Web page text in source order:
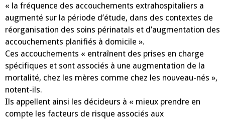
« la fréquence des accouchements extrahospitaliers a
augmenté sur la période d’étude, dans des contextes de
réorganisation des soins périnatals et d’augmentation des
accouchements planifiés à domicile ».
Ces accouchements « entraînent des prises en charge
spécifiques et sont associés à une augmentation de la
mortalité, chez les mères comme chez les nouveau-nés »,
notent-ils.
Ils appellent ainsi les décideurs à « mieux prendre en
compte les facteurs de risque associés aux